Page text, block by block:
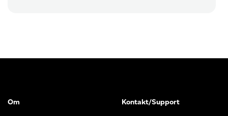
Om Kontakt/Support